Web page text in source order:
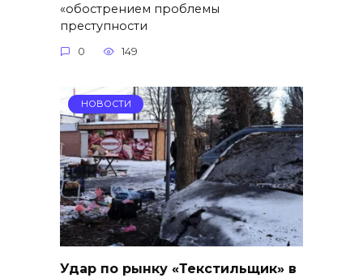
«обострением проблемы
преступности
0 149
НОВОСТИ
Удар по рынку «Текстильщик» в